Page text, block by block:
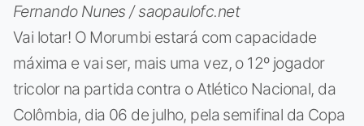
Fernando Nunes / saopaulofc.net
Vai lotar! O Morumbi estará com capacidade
máxima e vai ser, mais uma vez, o 12º jogador
tricolor na partida contra o Atlético Nacional, da
Colômbia, dia 06 de julho, pela semifinal da Copa